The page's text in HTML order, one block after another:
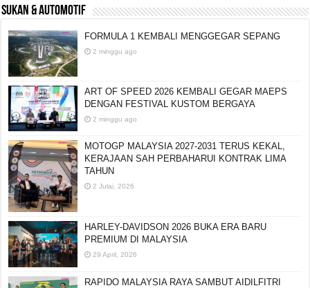
SUKAN & AUTOMOTIF
FORMULA 1 KEMBALI MENGGEGAR SEPANG
2 minggu ago
ART OF SPEED 2026 KEMBALI GEGAR MAEPS
DENGAN FESTIVAL KUSTOM BERGAYA
2 minggu ago
MOTOGP MALAYSIA 2027-2031 TERUS KEKAL,
KERAJAAN SAH PERBAHARUI KONTRAK LIMA
TAHUN
2 Julai, 2026
HARLEY-DAVIDSON 2026 BUKA ERA BARU
PREMIUM DI MALAYSIA
29 April, 2026
RAPIDO MALAYSIA RAYA SAMBUT AIDILFITRI